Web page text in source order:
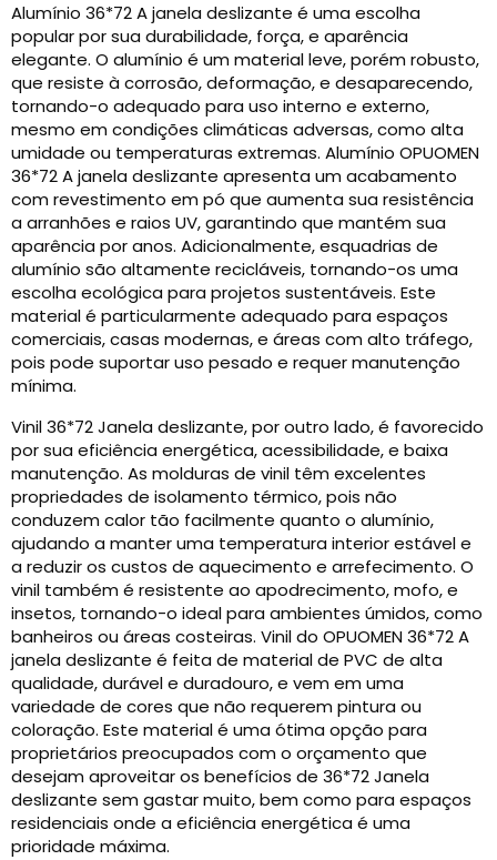
Alumínio 36*72 A janela deslizante é uma escolha
popular por sua durabilidade, força, e aparência
elegante. O alumínio é um material leve, porém robusto,
que resiste à corrosão, deformação, e desaparecendo,
tornando-o adequado para uso interno e externo,
mesmo em condições climáticas adversas, como alta
umidade ou temperaturas extremas. Alumínio OPUOMEN
36*72 A janela deslizante apresenta um acabamento
com revestimento em pó que aumenta sua resistência
a arranhões e raios UV, garantindo que mantém sua
aparência por anos. Adicionalmente, esquadrias de
alumínio são altamente recicláveis, tornando-os uma
escolha ecológica para projetos sustentáveis. Este
material é particularmente adequado para espaços
comerciais, casas modernas, e áreas com alto tráfego,
pois pode suportar uso pesado e requer manutenção
mínima.
Vinil 36*72 Janela deslizante, por outro lado, é favorecido
por sua eficiência energética, acessibilidade, e baixa
manutenção. As molduras de vinil têm excelentes
propriedades de isolamento térmico, pois não
conduzem calor tão facilmente quanto o alumínio,
ajudando a manter uma temperatura interior estável e
a reduzir os custos de aquecimento e arrefecimento. O
vinil também é resistente ao apodrecimento, mofo, e
insetos, tornando-o ideal para ambientes úmidos, como
banheiros ou áreas costeiras. Vinil do OPUOMEN 36*72 A
janela deslizante é feita de material de PVC de alta
qualidade, durável e duradouro, e vem em uma
variedade de cores que não requerem pintura ou
coloração. Este material é uma ótima opção para
proprietários preocupados com o orçamento que
desejam aproveitar os benefícios de 36*72 Janela
deslizante sem gastar muito, bem como para espaços
residenciais onde a eficiência energética é uma
prioridade máxima.